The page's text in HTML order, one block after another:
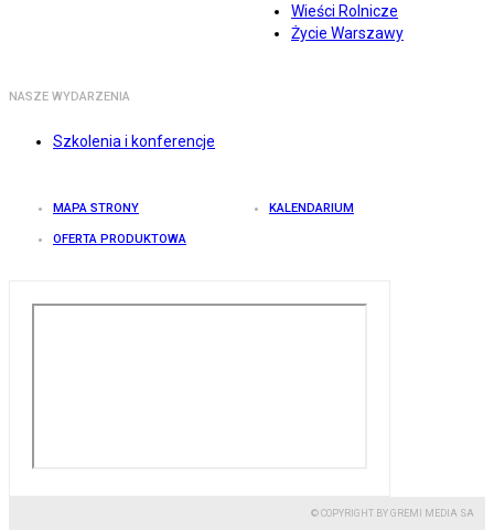
Wieści Rolnicze
Życie Warszawy
NASZE WYDARZENIA
Szkolenia i konferencje
MAPA STRONY KALENDARIUM
OFERTA PRODUKTOWA
© COPYRIGHT BY GREMI MEDIA SA